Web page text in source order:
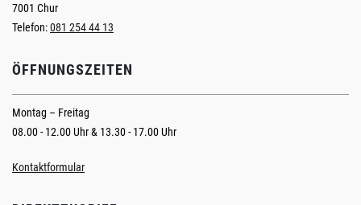
7001 Chur
Telefon:081 254 44 13
ÖFFNUNGSZEITEN
Montag – Freitag
08.00 - 12.00 Uhr & 13.30 - 17.00 Uhr
Kontaktformular